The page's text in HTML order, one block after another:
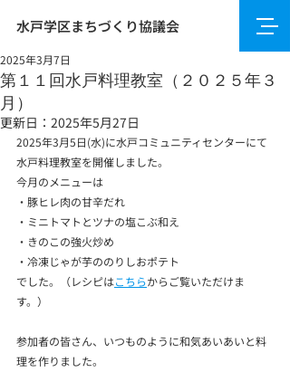
水戸学区まちづくり協議会
第１１回水戸料理教室（２０２５年３
月）
2025年3月7日
更新日： 2025年5月27日
2025年3月5日(水)に水戸コミュニティセンターにて
水戸料理教室を開催しました。
今月のメニューは
・ 豚ヒレ肉の甘辛だれ
・ ミニトマトとツナの塩こぶ和え
・ きのこの強火炒め
・ 冷凍じゃが芋ののりしおポテト
でした。（レシピはこちらからご覧いただけま
す。）
参加者の皆さん、いつものように和気あいあいと料
理を作りました。